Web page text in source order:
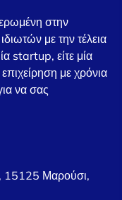
στην
με την τέλεια
startup, είτε μία
με χρόνια
να σας
15125 Μαρούσι,